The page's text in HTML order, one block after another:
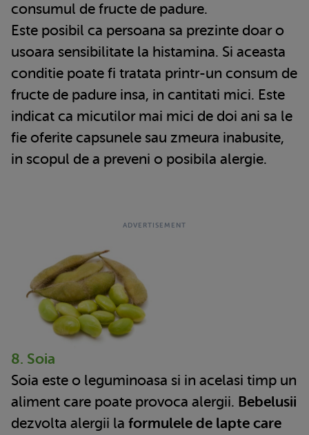
consumul de fructe de padure.
Este posibil ca persoana sa prezinte doar o
usoara sensibilitate la histamina. Si aceasta
conditie poate fi tratata printr-un consum de
fructe de padure insa, in cantitati mici. Este
indicat ca micutilor mai mici de doi ani sa le
fie oferite capsunele sau zmeura inabusite,
in scopul de a preveni o posibila alergie.
8. Soia
Soia este o leguminoasa si in acelasi timp un
aliment care poate provoca alergii. Bebelusii
dezvolta alergii la formulele de lapte care